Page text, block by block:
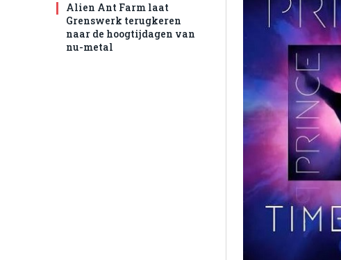
Alien Ant Farm laat
Grenswerk terugkeren
naar de hoogtijdagen van
nu-metal